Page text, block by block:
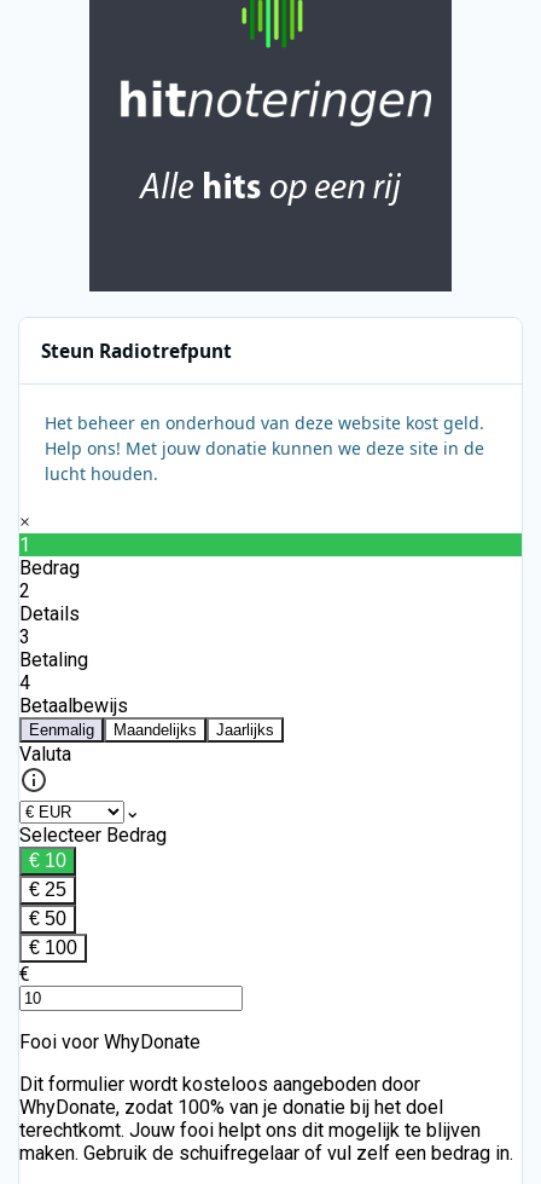
Steun Radiotrefpunt
Het beheer en onderhoud van deze website kost geld.
Help ons! Met jouw donatie kunnen we deze site in de
lucht houden.